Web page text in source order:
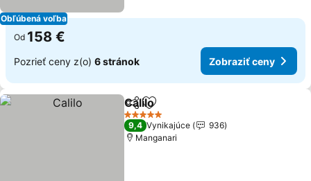
Obľúbená voľba
Od 158 €
Pozrieť ceny z(o) 6 stránok Zobraziť ceny
ZdieľaťPridať do obľúbených
Calilo
5 Počet hviezdičiek
9,4 Vynikajúce
936
Manganari